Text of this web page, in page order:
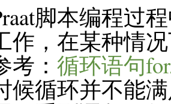
脚本编程过
作，在某种情
考： 循环语句
候循环并不能